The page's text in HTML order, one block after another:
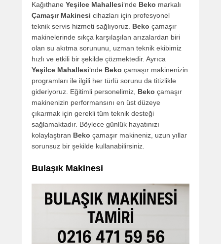
Kağıthane Yeşilce Mahallesi‘nde Beko markalı
Çamaşır Makinesi cihazları için profesyonel
teknik servis hizmeti sağlıyoruz. Beko çamaşır
makinelerinde sıkça karşılaşılan arızalardan biri
olan su akıtma sorununu, uzman teknik ekibimiz
hızlı ve etkili bir şekilde çözmektedir. Ayrıca
Yeşilce Mahallesi‘nde Beko çamaşır makinenizin
programları ile ilgili her türlü sorunu da titizlikle
gideriyoruz. Eğitimli personelimiz, Beko çamaşır
makinenizin performansını en üst düzeye
çıkarmak için gerekli tüm teknik desteği
sağlamaktadır. Böylece günlük hayatınızı
kolaylaştıran Beko çamaşır makineniz, uzun yıllar
sorunsuz bir şekilde kullanabilirsiniz.
Bulaşık Makinesi